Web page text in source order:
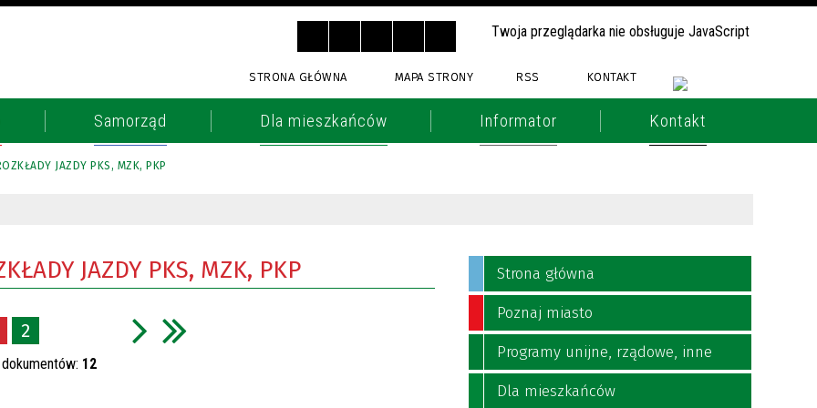
Twoja przeglądarka nie obsługuje JavaScript
STRONA GŁÓWNA MAPA STRONY RSS KONTAKT
Samorząd Dla mieszkańców Informator Kontakt
JAZDY PKS, MZK, PKP
JAZDY PKS, MZK, PKP
2
12
Strona główna
Poznaj miasto
Programy unijne, rządowe, inne
Dla mieszkańców